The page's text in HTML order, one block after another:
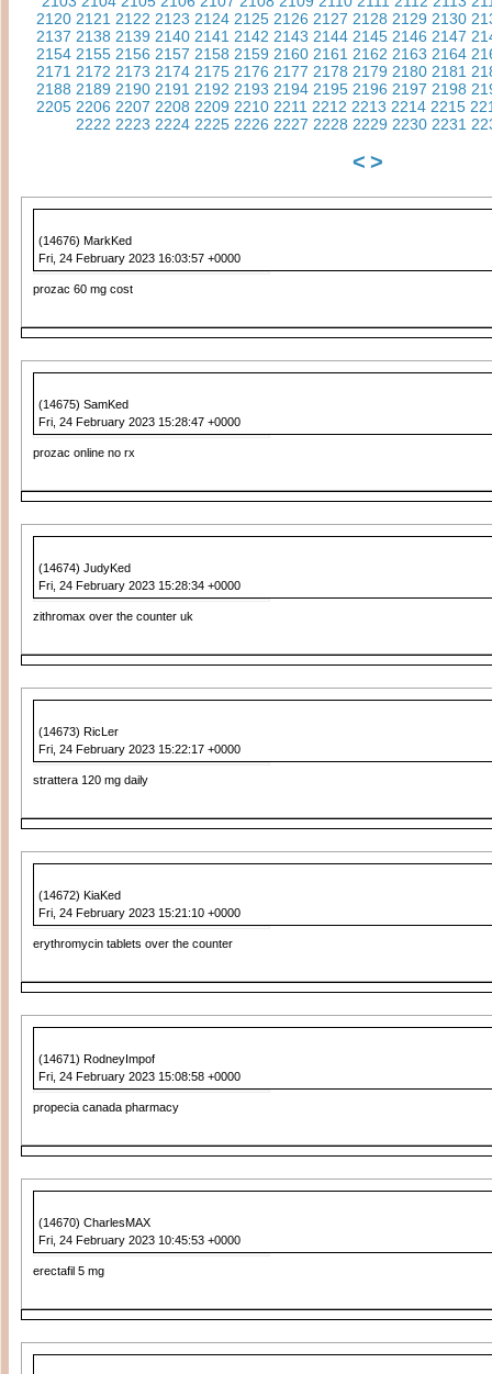
2120 2121 2122 2123 2124 2125 2126 2127 2128 2129 2130
2137 2138 2139 2140 2141 2142 2143 2144 2145 2146 2147
2154 2155 2156 2157 2158 2159 2160 2161 2162 2163 2164
2171 2172 2173 2174 2175 2176 2177 2178 2179 2180 2181
2188 2189 2190 2191 2192 2193 2194 2195 2196 2197 2198
2205 2206 2207 2208 2209 2210 2211 2212 2213 2214 2215
2222 2223 2224 2225 2226 2227 2228 2229 2230 2231
< >
(14676) MarkKed
Fri, 24 February 2023 16:03:57 +0000
prozac 60 mg cost
(14675) SamKed
Fri, 24 February 2023 15:28:47 +0000
prozac online no rx
(14674) JudyKed
Fri, 24 February 2023 15:28:34 +0000
zithromax over the counter uk
(14673) RicLer
Fri, 24 February 2023 15:22:17 +0000
strattera 120 mg daily
(14672) KiaKed
Fri, 24 February 2023 15:21:10 +0000
erythromycin tablets over the counter
(14671) RodneyImpof
Fri, 24 February 2023 15:08:58 +0000
propecia canada pharmacy
(14670) CharlesMAX
Fri, 24 February 2023 10:45:53 +0000
erectafil 5 mg